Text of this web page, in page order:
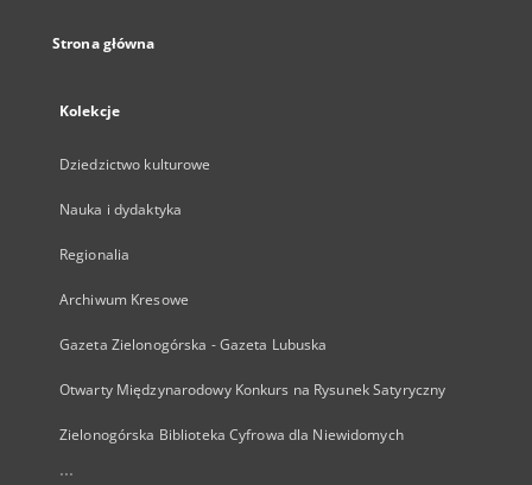
Strona główna
Kolekcje
Dziedzictwo kulturowe
Nauka i dydaktyka
Regionalia
Archiwum Kresowe
Gazeta Zielonogórska - Gazeta Lubuska
Otwarty Międzynarodowy Konkurs na Rysunek Satyryczny
Zielonogórska Biblioteka Cyfrowa dla Niewidomych
...